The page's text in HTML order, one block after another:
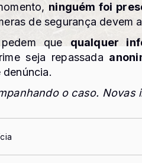
ninguém foi
de segurança devem
que qualquer
seja repassada
o caso. Novas